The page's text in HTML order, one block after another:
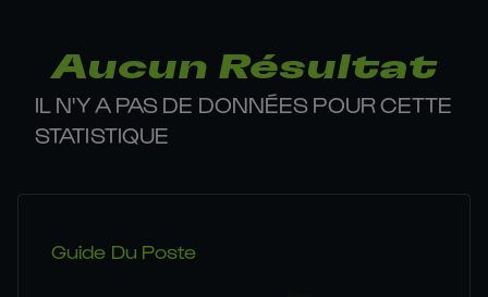
Aucun Résultat
IL N'Y A PAS DE DONNÉES POUR CETTE
STATISTIQUE
Guide Du Poste